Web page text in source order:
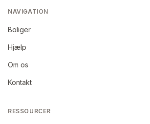
NAVIGATION
Boliger
Hjælp
Om os
Kontakt
RESSOURCER